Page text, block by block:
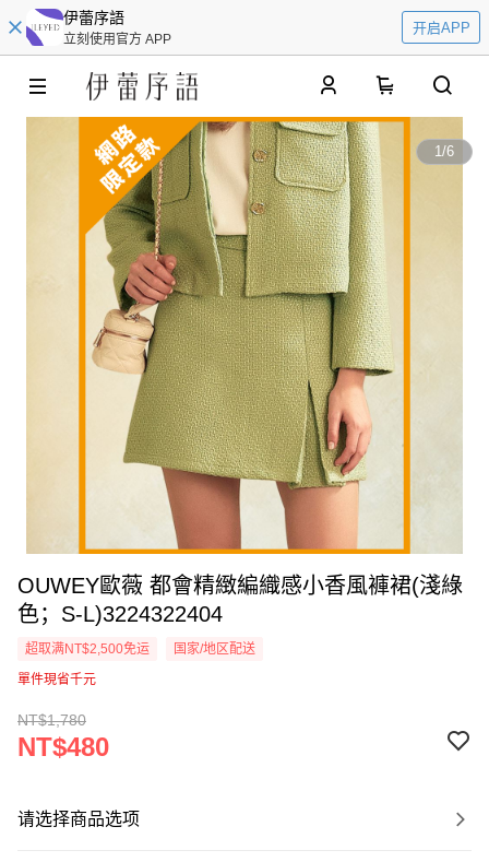
伊蕾序語
立刻使用官方 APP
开启APP
1/6
OUWEY歐薇 都會精緻編織感小香風褲裙(淺綠
色；S-L)3224322404
超取满NT$2,500免运
国家/地区配送
單件現省千元
NT$1,780
NT$480
请选择商品选项